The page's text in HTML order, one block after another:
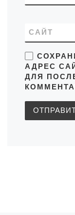
САЙТ
АДРЕС
ДЛЯ